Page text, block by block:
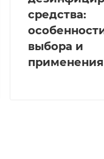
средства:
выбора и
применения